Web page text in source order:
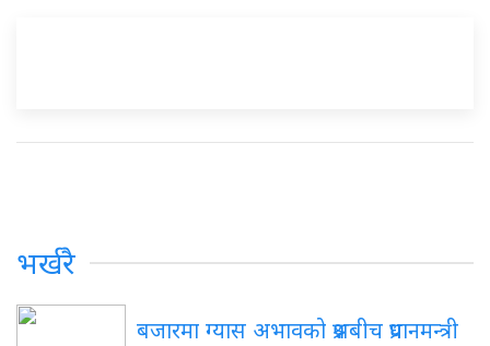
भर्खरै
बजारमा ग्यास अभावको प्रश्नबीच प्रधानमन्त्री